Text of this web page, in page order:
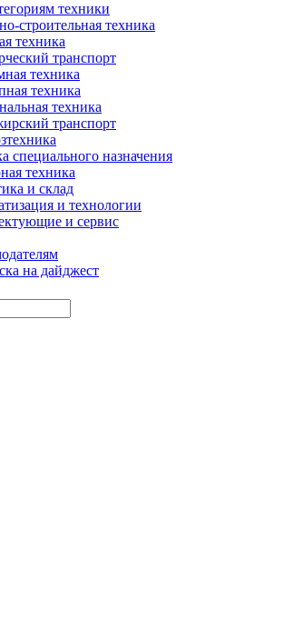
техники
строительная техника
техника
транспорт
техника
техника
техника
транспорт
специального назначения
техника
и склад
и технологии
и сервис
на дайджест